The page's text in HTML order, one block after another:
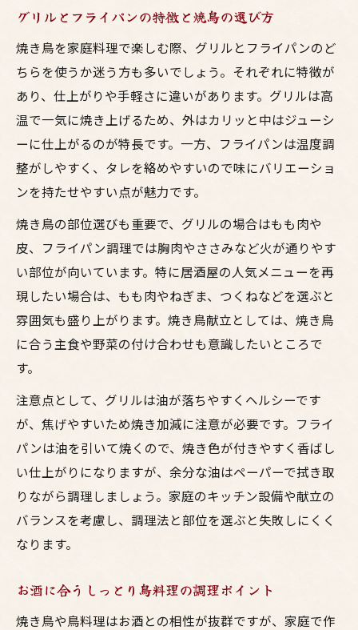
グリルとフライパンの特徴と焼鳥の選び方
焼き鳥を家庭料理で楽しむ際、グリルとフライパンのど
ちらを使うか迷う方も多いでしょう。それぞれに特徴が
あり、仕上がりや手軽さに違いがあります。グリルは高
温で一気に焼き上げるため、外はカリッと中はジューシ
ーに仕上がるのが特長です。一方、フライパンは温度調
整がしやすく、タレを絡めやすいので味にバリエーショ
ンを持たせやすい点が魅力です。
焼き鳥の部位選びも重要で、グリルの場合はもも肉や
皮、フライパン調理では胸肉やささみなど火が通りやす
い部位が向いています。特に居酒屋の人気メニューを再
現したい場合は、もも肉やねぎま、つくねなどを選ぶと
雰囲気も盛り上がります。焼き鳥献立としては、焼き鳥
に合う主食や野菜の付け合わせも意識したいところで
す。
注意点として、グリルは油が落ちやすくヘルシーです
が、焦げやすいため焼き加減に注意が必要です。フライ
パンは油を引いて焼くので、焼き色が付きやすく香ばし
い仕上がりになりますが、余分な油はペーパーで拭き取
りながら調理しましょう。家庭のキッチン設備や献立の
バランスを考慮し、調理法と部位を選ぶと失敗しにくく
なります。
お酒に合うしっとり鳥料理の調理ポイント
焼き鳥や鳥料理はお酒との相性が抜群ですが、家庭で作